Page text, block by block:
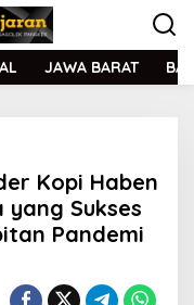
JAWA BARAT
Kopi Haben
yang Sukses
Pandemi